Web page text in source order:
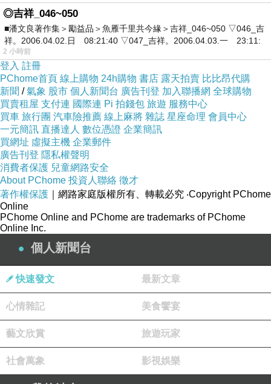
補一下：昨日午餐
◎吉祥_046~050
■潘文良著作集＞勵益品＞魚雁千里共今緣＞吉祥_046~050 ▽046_吉
祥。2006.04.02.日 08:21:40 ▽047_吉祥。2006.04.03.一 23:11:
2 小時前
登入 註冊
PChome首頁 線上購物 24h購物 書店 露天拍賣 比比昂代購
新聞 /氣象 股市 個人新聞台 廣告刊登 加入聯播網 全球購物
買賣租屋 支付連 國際連 Pi 拍錢包 旅遊 服務中心
買車 旅行團 汽車險推薦 線上麻將 雜誌 星座命理 會員中心
一元簡訊 直播達人 數位憑證 企業簡訊
買網址 虛擬主機 企業郵件
廣告刊登 隱私權聲明
消費者保護 兒童網路安全
About PChome 投資人聯絡 徵才
著作權保護 ｜網路家庭版權所有、轉載必究 ‧Copyright PChome
Online
PChome Online and PChome are trademarks of PChome
Online Inc.
個人新聞台
快速發文 最新文章
心情雜記 美食饗宴
藝文欣賞 旅遊玩家
社會萬象 影視娛樂